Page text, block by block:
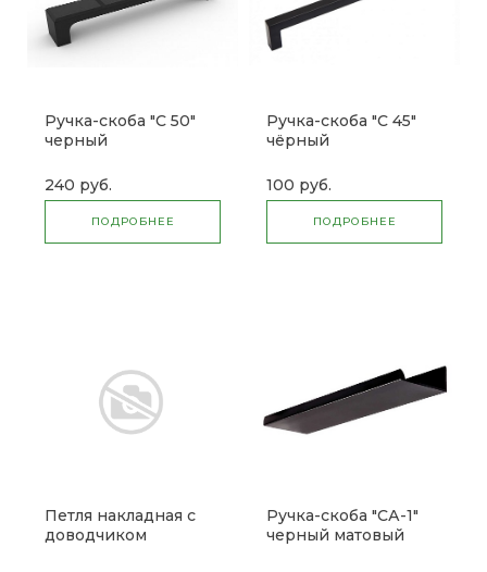
Ручка-скоба "С 50"
черный
240 руб.
ПОДРОБНЕЕ
Ручка-скоба "С 45"
чёрный
100 руб.
ПОДРОБНЕЕ
Петля накладная с
доводчиком
Ручка-скоба "СА-1"
черный матовый